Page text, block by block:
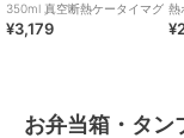
350ml 真空断熱ケータイマグ
¥3,179
熱
お弁当箱・タン